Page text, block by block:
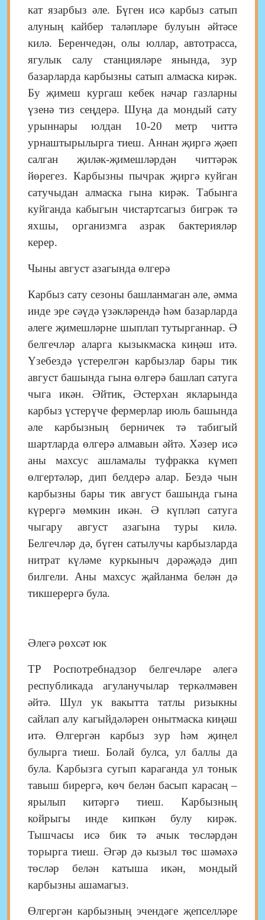
кат язарбыз әле. Бүген исә карбыз сатып
алуның кайбер таләпләре булуын әйтәсе
килә. Беренчедән, олы юллар, автотрасса,
ягулык салу станцияләре янында, зур
базарларда карбызны сатып алмаска кирәк.
Бу җимеш кургаш кебек начар газларны
үзенә тиз сеңдерә. Шуңа да мондый сату
урыннары юлдан 10-20 метр читтә
урнаштырылырга тиеш. Аннан җиргә җәеп
салган җиләк-җимешләрдән чит­тәрәк
йөрегез. Карбызны пычрак җиргә куйган
сатучыдан алмаска гына кирәк. Табынга
куйганда кабыгын чистартсагыз бигрәк тә
яхшы, организмга азрак бак­те­рияләр
керер.
Чыны август азагында өлгерә
Карбыз сату сезоны башланмаган әле, әмма
инде эре сәүдә үзәкләрендә һәм базарларда
әлеге җимешләрне шыплап тутырганнар. Ә
белгечләр аларга кызыкмаска киңәш итә.
Үзебездә үстерелгән карбызлар бары тик
август башында гына өлгерә башлап сатуга
чыга икән. Әйтик, Әстерхан якларында
карбыз үстерүче фермерлар июль башында
әле карбызның берничек тә табигый
шартларда өлгерә алмавын әйтә. Хәзер исә
аны махсус ашламалы туфракка күмеп
өлгертәләр, дип белдерә алар. Бездә чын
карбызны бары тик август башында гына
күрергә мөмкин икән. Ә күпләп сатуга
чыгару август азагына туры килә.
Белгечләр дә, бүген сатылучы карбызларда
нитрат күләме куркыныч дәрәҗәдә дип
билгели. Аны махсус җайланма белән дә
тикшерергә була.
Әлегә рөхсәт юк
ТР Роспотребнадзор белгеч­ләре әлегә
республикада агуланучылар теркәлмәвен
әйтә. Шул ук вакытта татлы ризыкны
сайлап алу кагыйдәләрен онытмаска киңәш
итә. Өлгергән карбыз зур һәм җиңел
булырга тиеш. Болай булса, ул баллы да
була. Карбызга сугып караганда ул тонык
тавыш бирергә, көч белән басып карасаң –
ярылып китәргә тиеш. Кар­бызның
койрыгы инде кипкән булу кирәк.
Тышчасы исә бик тә ачык төсләрдән
торырга тиеш. Әгәр дә кызыл төс шәмәхә
төсләр белән катыша икән, мондый
карбызны ашамагыз.
Өлгергән кар­бызның эчендәге җеп­селләре